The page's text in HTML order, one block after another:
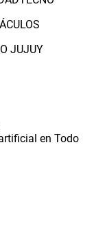
JUJUY
en Todo